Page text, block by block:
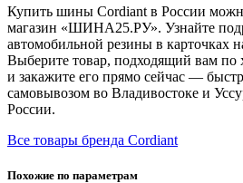
Купить шины Cordiant в России
магазин «ШИНА25.РУ». Узнайте
автомобильной резины в карточках
Выберите товар, подходящий вам по
и закажите его прямо сейчас —
самовывозом во Владивостоке и
России.
Все товары бренда Cordiant
Похожие по параметрам